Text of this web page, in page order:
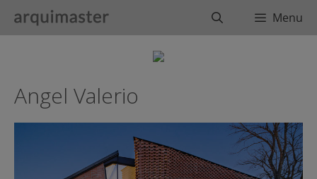
BuscarMenu
Angel Valerio